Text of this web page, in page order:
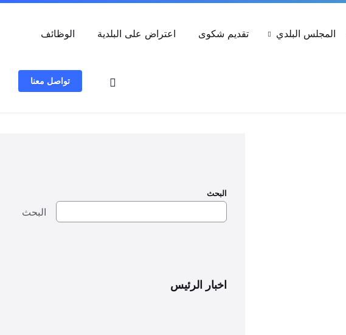
المجلس البلدي تقديم شكوى اعتراض على البلدية
الوظائف
تواصل معنا
البحث
البحث
اخبار الرئيس